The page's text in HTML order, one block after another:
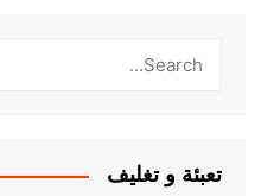
تعبئة و تغليف